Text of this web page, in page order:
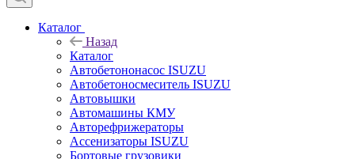
Каталог
Назад
Каталог
Автобетононасос ISUZU
Автобетоносмеситель ISUZU
Автовышки
Автомашины КМУ
Авторефрижераторы
Ассенизаторы ISUZU
Бортовые грузовики